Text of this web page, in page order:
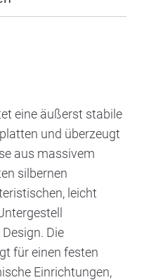
eine äußerst stabile
und überzeugt
aus massivem
silbernen
leicht
Die
für einen festen
Einrichtungen,